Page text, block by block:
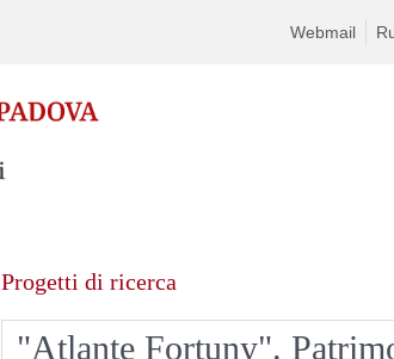
Webmail
Progetti di ricerca
"Atlante Fortuny".